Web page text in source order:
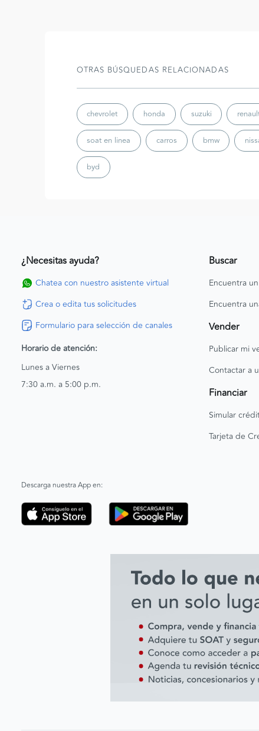
OTRAS BÚSQUEDAS RELACIONADAS
chevrolet honda suzuki
soat en linea carros bmw
byd
¿Necesitas ayuda?
Chatea con nuestro asistente virtual
Crea o edita tus solicitudes
Formulario para selección de canales
Horario de atención:
Lunes a Viernes
7:30 a.m. a 5:00 p.m.
Buscar
Encuentra
Encuentra
Vender
Publicar mi
Contactar a
Financiar
Simular
Tarjeta de
Descarga nuestra App en: